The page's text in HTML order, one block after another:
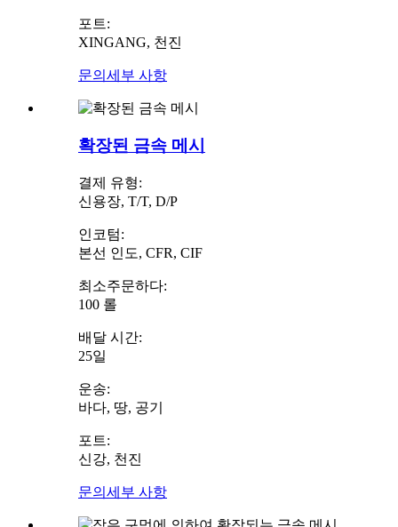
포트:
XINGANG, 천진
문의 세부 사항
확장된 금속 메시
결제 유형:
신용장, T/T, D/P
인코텀:
본선 인도, CFR, CIF
최소주문하다:
100 롤
배달 시간:
25일
운송:
바다, 땅, 공기
포트:
신강, 천진
문의 세부 사항